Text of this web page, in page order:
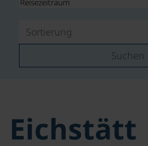
Suchen
Eichstätt